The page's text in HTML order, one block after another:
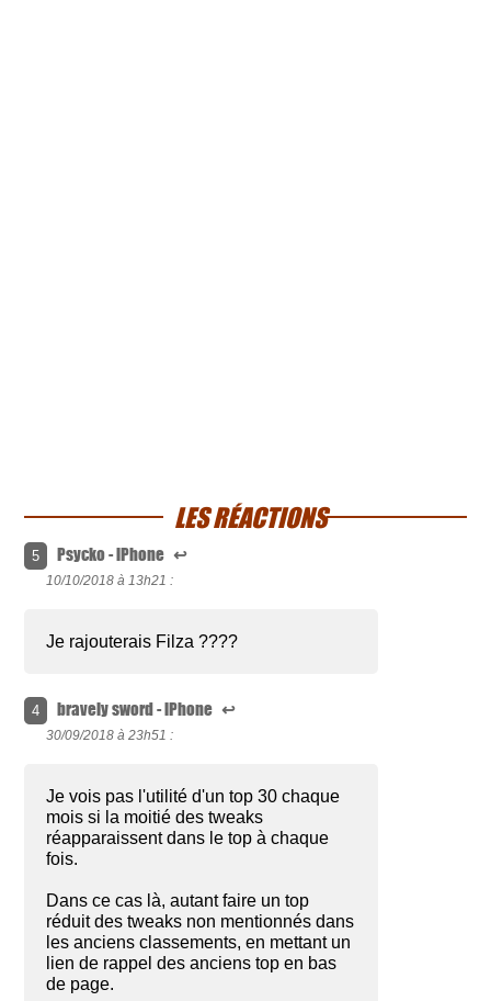
LES RÉACTIONS
5 Psycko - iPhone ↩
10/10/2018 à 13h21 :
Je rajouterais Filza ????
4 bravely sword - iPhone ↩
30/09/2018 à 23h51 :
Je vois pas l'utilité d'un top 30 chaque
mois si la moitié des tweaks
réapparaissent dans le top à chaque
fois.
Dans ce cas là, autant faire un top
réduit des tweaks non mentionnés dans
les anciens classements, en mettant un
lien de rappel des anciens top en bas
de page.